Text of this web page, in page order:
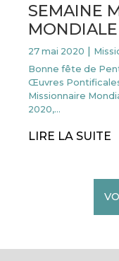
SEMAINE
MONDIALE
27 mai 2020 |
Bonne fête de
Œuvres Pontificales
Missionnaire
2020,…
LIRE LA SUITE